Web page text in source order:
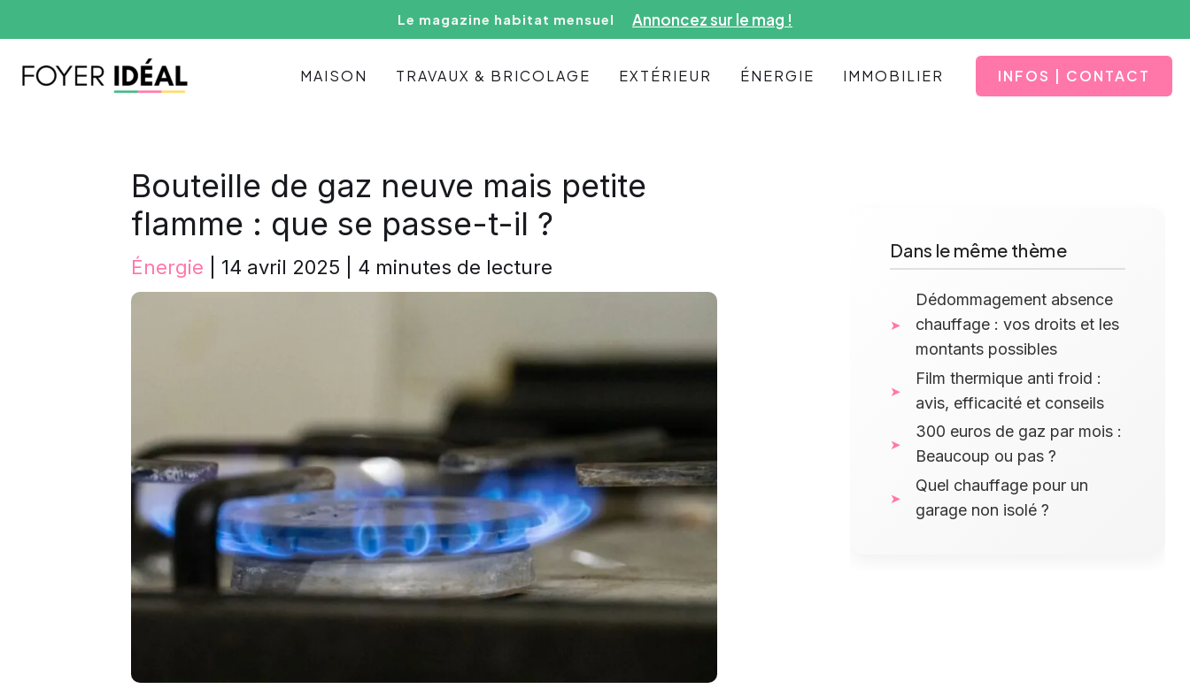
au
contenu
Le magazine habitat mensuel Annoncez sur le mag !
MAISON TRAVAUX & BRICOLAGE EXTÉRIEUR ÉNERGIE IMMOBILIER INFOS | CONTACT
Bouteille de gaz neuve mais petite
flamme : que se passe-t-il ?
Énergie 14 avril 2025 4 minutes de lecture
Dans le même thème
Dédommagement absence
chauffage : vos droits et les
montants possibles
Film thermique anti froid :
avis, efficacité et conseils
300 euros de gaz par mois :
Beaucoup ou pas ?
Quel chauffage pour un
garage non isolé ?